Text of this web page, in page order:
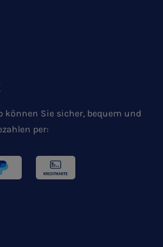
können Sie sicher, bequem und
per: